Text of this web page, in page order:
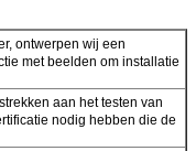
ontwerpen wij een
met beelden om installatie
aan het testen van
nodig hebben die de